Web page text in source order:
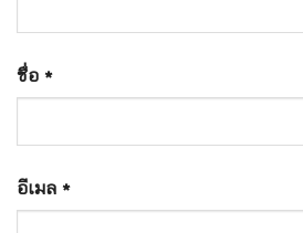
ชื่อ *
อีเมล *